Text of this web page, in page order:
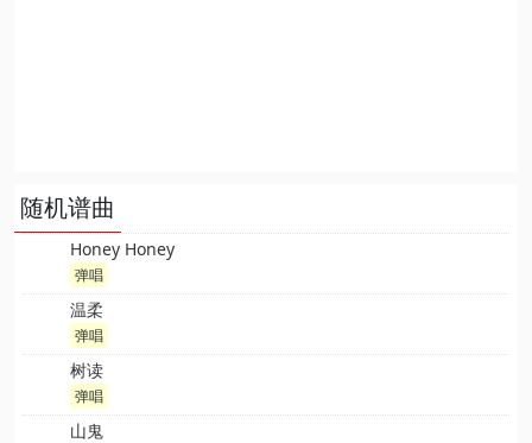
随机谱曲
Honey Honey
弹唱
温柔
弹唱
树读
弹唱
山鬼